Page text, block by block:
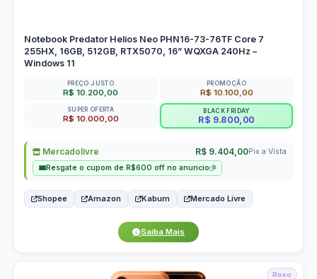
Notebook Predator Helios Neo PHN16-73-76TF Core 7
255HX, 16GB, 512GB, RTX5070, 16” WQXGA 240Hz –
Windows 11
PREÇO JUSTO
R$ 10.200,00
PROMOÇÃO
R$ 10.100,00
SUPER OFERTA
R$ 10.000,00
BLACK FRIDAY
R$ 9.800,00
Mercadolivre R$ 9.404,00Pix a Vista
Resgate o cupom de R$600 off no anuncio
Shopee Amazon Kabum Mercado Livre
Saiba Mais
Roxo